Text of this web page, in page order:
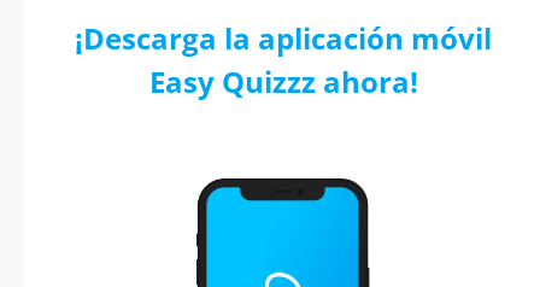
¡Descarga la aplicación móvil
Easy Quizzz ahora!